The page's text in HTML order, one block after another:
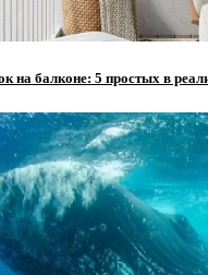
на балконе: 5 простых в